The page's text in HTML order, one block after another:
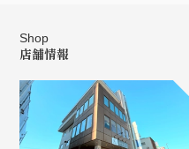
Shop
店舗情報